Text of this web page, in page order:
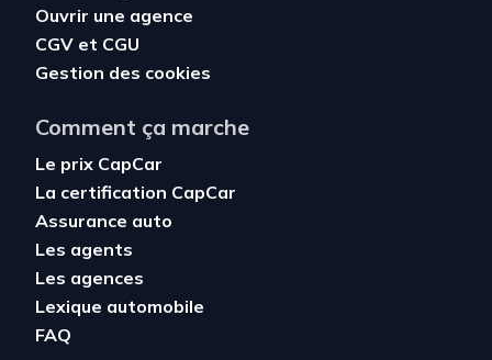
Ouvrir une agence
CGV et CGU
Gestion des cookies
Comment ça marche
Le prix CapCar
La certification CapCar
Assurance auto
Les agents
Les agences
Lexique automobile
FAQ